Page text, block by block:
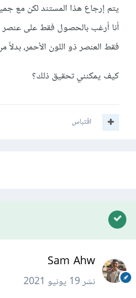
أنا أرغب بالحصول فقط على
فقط العنصر ذو اللون الأحمر، بدلاً
كيف يمكنني تحقيق ذلك؟
اقتباس
Sam Ahw
نشر19 يونيو 2021